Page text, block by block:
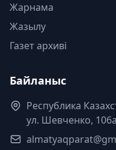
Жарнама
Жазылу
Газет архиві
Байланыс
Республика
ул. Шевченко, 106а